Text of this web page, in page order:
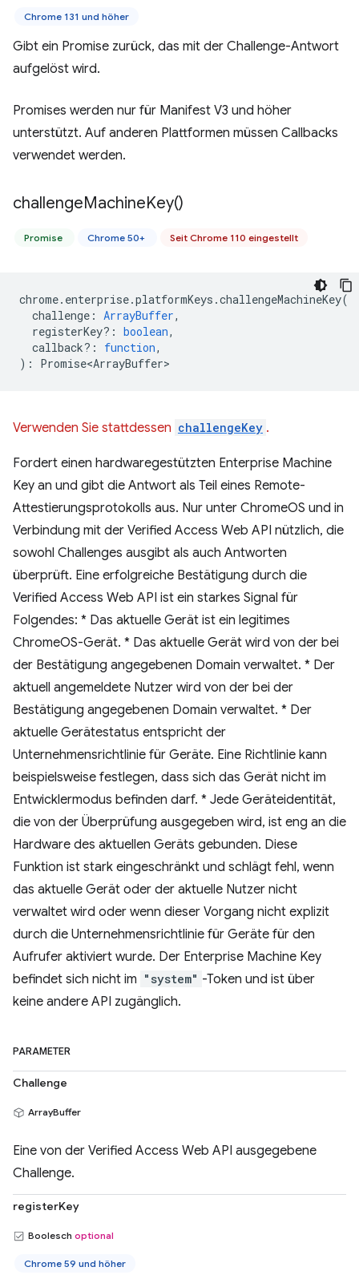
Chrome 131 und höher
Gibt ein Promise zurück, das mit der Challenge-Antwort
aufgelöst wird.
Promises werden nur für Manifest V3 und höher
unterstützt. Auf anderen Plattformen müssen Callbacks
verwendet werden.
challengeMachineKey()
Promise Chrome 50+ Seit Chrome 110 eingestellt
chrome. enterprise.platformKeys .challengeMachineKey(
challenge : ArrayBuffer,
registerKey? : boolean,
callback? : function,
) : Promise<ArrayBuffer>
Verwenden Sie stattdessen challengeKey .
Fordert einen hardwaregestützten Enterprise Machine
Key an und gibt die Antwort als Teil eines Remote-
Attestierungsprotokolls aus. Nur unter ChromeOS und in
Verbindung mit der Verified Access Web API nützlich, die
sowohl Challenges ausgibt als auch Antworten
überprüft. Eine erfolgreiche Bestätigung durch die
Verified Access Web API ist ein starkes Signal für
Folgendes: * Das aktuelle Gerät ist ein legitimes
ChromeOS-Gerät. * Das aktuelle Gerät wird von der bei
der Bestätigung angegebenen Domain verwaltet. * Der
aktuell angemeldete Nutzer wird von der bei der
Bestätigung angegebenen Domain verwaltet. * Der
aktuelle Gerätestatus entspricht der
Unternehmensrichtlinie für Geräte. Eine Richtlinie kann
beispielsweise festlegen, dass sich das Gerät nicht im
Entwicklermodus befinden darf. * Jede Geräteidentität,
die von der Überprüfung ausgegeben wird, ist eng an die
Hardware des aktuellen Geräts gebunden. Diese
Funktion ist stark eingeschränkt und schlägt fehl, wenn
das aktuelle Gerät oder der aktuelle Nutzer nicht
verwaltet wird oder wenn dieser Vorgang nicht explizit
durch die Unternehmensrichtlinie für Geräte für den
Aufrufer aktiviert wurde. Der Enterprise Machine Key
befindet sich nicht im "system" -Token und ist über
keine andere API zugänglich.
PARAMETER
Challenge
ArrayBuffer
Eine von der Verified Access Web API ausgegebene
Challenge.
registerKey
Boolesch optional
Chrome 59 und höher